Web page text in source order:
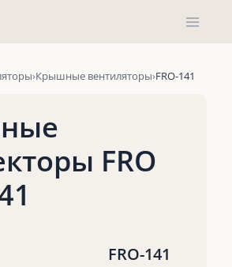
Крышные вентиляторы FRO-141
FRO
FRO-141